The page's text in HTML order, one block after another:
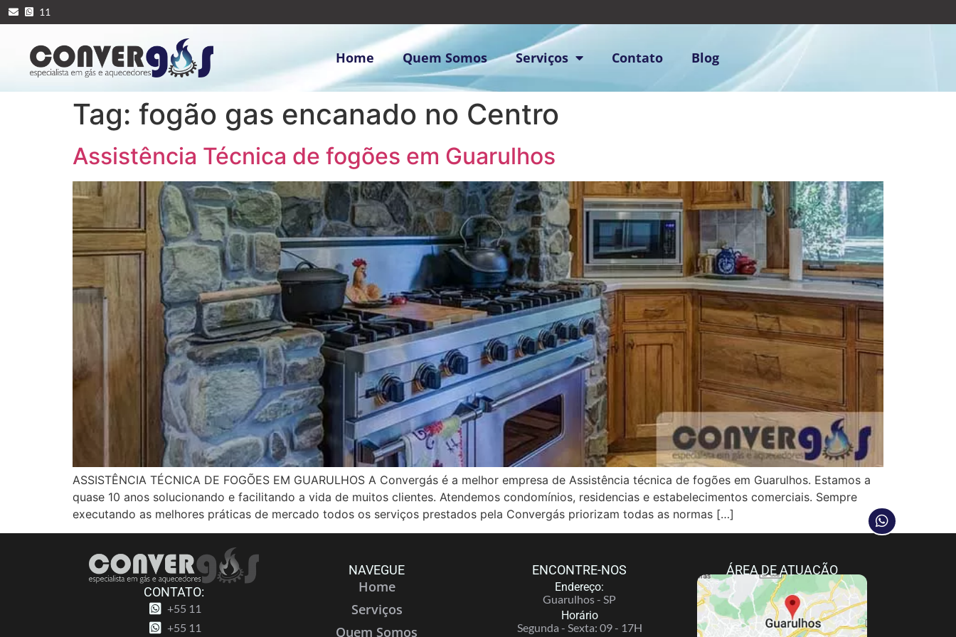
11
Home Quem Somos Serviços Contato Blog
Tag: fogão gas encanado no Centro
Assistência Técnica de fogões em Guarulhos
ASSISTÊNCIA TÉCNICA DE FOGÕES EM GUARULHOS A Convergás é a melhor empresa de Assistência técnica de fogões em Guarulhos. Estamos a
quase 10 anos solucionando e facilitando a vida de muitos clientes. Atendemos condomínios, residencias e estabelecimentos comerciais. Sempre
executando as melhores práticas de mercado todos os serviços prestados pela Convergás priorizam todas as normas […]
CONTATO:
+55 11
+55 11
NAVEGUE
Home
Serviços
Quem Somos
ENCONTRE-NOS
Endereço:
Guarulhos - SP
Horário
Segunda - Sexta: 09 - 17H
ÁREA DE ATUAÇÃO